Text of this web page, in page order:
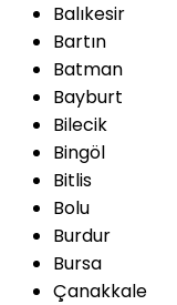
Balıkesir
Bartın
Batman
Bayburt
Bilecik
Bingöl
Bitlis
Bolu
Burdur
Bursa
Çanakkale